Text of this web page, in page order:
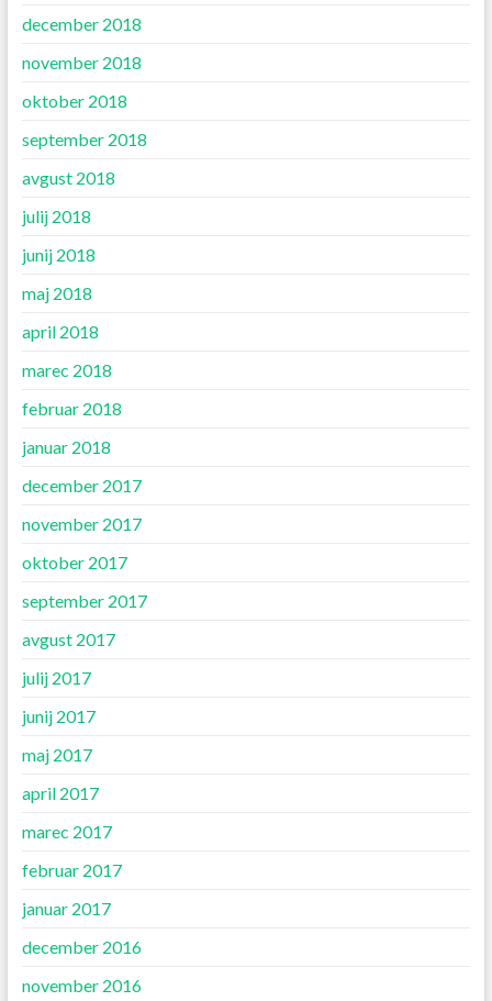
december 2018
november 2018
oktober 2018
september 2018
avgust 2018
julij 2018
junij 2018
maj 2018
april 2018
marec 2018
februar 2018
januar 2018
december 2017
november 2017
oktober 2017
september 2017
avgust 2017
julij 2017
junij 2017
maj 2017
april 2017
marec 2017
februar 2017
januar 2017
december 2016
november 2016